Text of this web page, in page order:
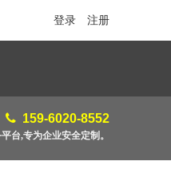
登录 注册
159-6020-8552
台,专为企业安全定制。